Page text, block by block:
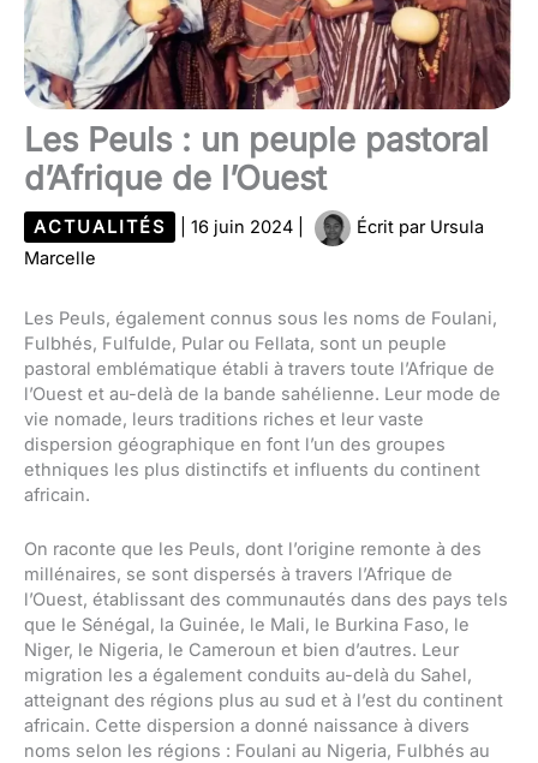
Les Peuls : un peuple pastoral
d’Afrique de l’Ouest
ACTUALITÉS 16 juin 2024 Écrit par Ursula
Marcelle
Les Peuls, également connus sous les noms de Foulani,
Fulbhés, Fulfulde, Pular ou Fellata, sont un peuple
pastoral emblématique établi à travers toute l’Afrique de
l’Ouest et au-delà de la bande sahélienne. Leur mode de
vie nomade, leurs traditions riches et leur vaste
dispersion géographique en font l’un des groupes
ethniques les plus distinctifs et influents du continent
africain.
On raconte que les Peuls, dont l’origine remonte à des
millénaires, se sont dispersés à travers l’Afrique de
l’Ouest, établissant des communautés dans des pays tels
que le Sénégal, la Guinée, le Mali, le Burkina Faso, le
Niger, le Nigeria, le Cameroun et bien d’autres. Leur
migration les a également conduits au-delà du Sahel,
atteignant des régions plus au sud et à l’est du continent
africain. Cette dispersion a donné naissance à divers
noms selon les régions : Foulani au Nigeria, Fulbhés au